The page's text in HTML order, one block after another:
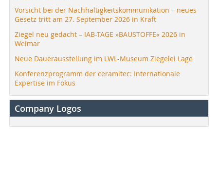
Vorsicht bei der Nachhaltigkeitskommunikation – neues
Gesetz tritt am 27. September 2026 in Kraft
Ziegel neu gedacht – IAB-TAGE »BAUSTOFFE« 2026 in
Weimar
Neue Dauerausstellung im LWL-Museum Ziegelei Lage
Konferenzprogramm der ceramitec: Internationale
Expertise im Fokus
Company Logos